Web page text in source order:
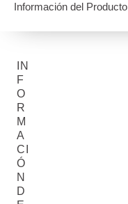
Información del Producto
IN
F
O
R
M
A
CI
Ó
N
D